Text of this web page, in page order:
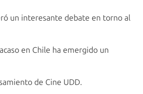
un interesante debate en torno al
en Chile ha emergido un
de Cine UDD.